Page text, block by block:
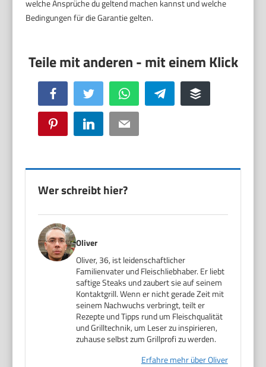
welche Ansprüche du geltend machen kannst und welche
Bedingungen für die Garantie gelten.
Facebook Twitter WhatsApp Telegram Buffer
Pinterest LinkedIn Email
Wer schreibt hier?
Oliver
Oliver, 36, ist leidenschaftlicher
Familienvater und Fleischliebhaber. Er liebt
saftige Steaks und zaubert sie auf seinem
Kontaktgrill. Wenn er nicht gerade Zeit mit
seinem Nachwuchs verbringt, teilt er
Rezepte und Tipps rund um Fleischqualität
und Grilltechnik, um Leser zu inspirieren,
zuhause selbst zum Grillprofi zu werden.
Erfahre mehr über Oliver